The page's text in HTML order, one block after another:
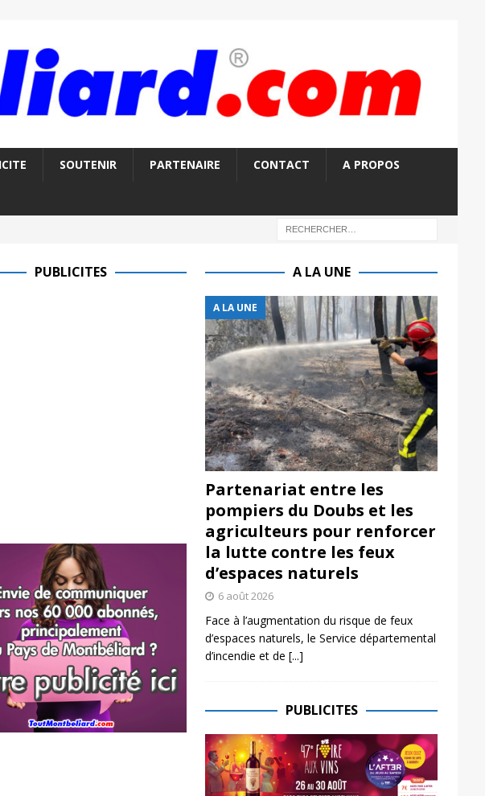
SOUTENIR PARTENAIRE CONTACT A PROPOS
PUBLICITES A LA UNE
A LA UNE
Partenariat entre les
pompiers du Doubs et les
agriculteurs pour renforcer
la lutte contre les feux
d’espaces naturels
6 août 2026
Face à l’augmentation du risque de feux
d’espaces naturels, le Service départemental
d’incendie et de [...]
PUBLICITES